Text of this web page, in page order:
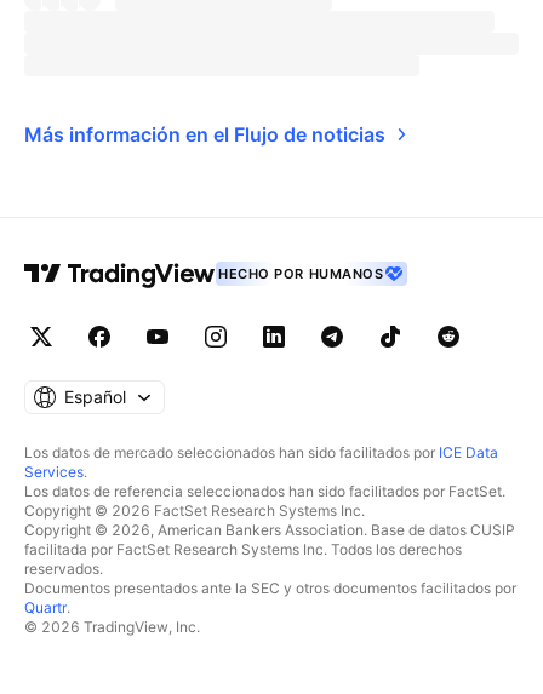
Más información en el Flujo de noticias
HECHO POR HUMANOS
Español
Los datos de mercado seleccionados han sido facilitados por ICE Data
Services.
Los datos de referencia seleccionados han sido facilitados por FactSet.
Copyright © 2026 FactSet Research Systems Inc.
Copyright © 2026, American Bankers Association. Base de datos CUSIP
facilitada por FactSet Research Systems Inc. Todos los derechos
reservados.
Documentos presentados ante la SEC y otros documentos facilitados por
Quartr.
© 2026 TradingView, Inc.